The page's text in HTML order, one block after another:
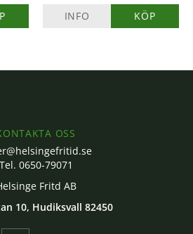
INFO KÖP
OSS
Tel. 0650-79071
Fritd AB
10, Hudiksvall 82450